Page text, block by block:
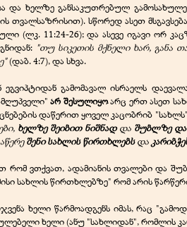
და ხელზე განსაკუთრებულ
თვალსაზრისით). სწორედ ასეთ
(ლკ. 11:24-26); და ასევე იგავი ორ
"თუ სიკეთის მქნელი ხარ, განა
(დაბ. 4:7), და სხვა.
გამომავალ ისრაელს
არ შესულიყოარც ერთ ასეთ
დაწერით ყოველ კაცობრიბ "სახლს"
ხელზე შეიბით ნიშნადდაშუბლზე
შენი სახლის წირთხლებსდა
რომ ვთქვათ, ადამიანის თვალები და
სახლის წირთხლებზე" რომ არის
ხელი წარმოადგენს იმას, რაც
ხელი (ანუ "სახლიდან", რომლის